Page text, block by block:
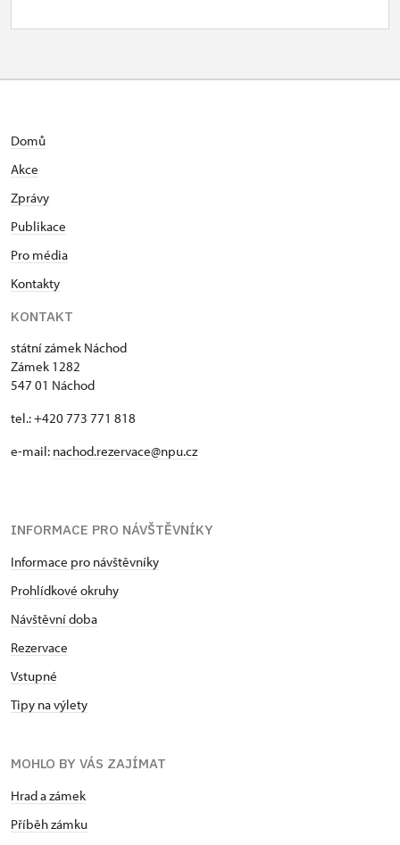
Domů
Akce
Zprávy
Publikace
Pro média
Kontakty
KONTAKT
státní zámek Náchod
Zámek 1282
547 01 Náchod
tel.: +420 773 771 818
e-mail: nachod.rezervace@npu.cz
INFORMACE PRO NÁVŠTĚVNÍKY
Informace pro návštěvníky
Prohlídkové okruhy
Návštěvní doba
Rezervace
Vstupné
Tipy na výlety
MOHLO BY VÁS ZAJÍMAT
Hrad a zámek
Příběh zámku